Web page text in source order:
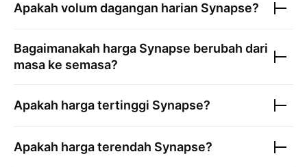
Apakah volum dagangan harian Synapse?
Bagaimanakah harga Synapse berubah dari
masa ke semasa?
Apakah harga tertinggi Synapse?
Apakah harga terendah Synapse?